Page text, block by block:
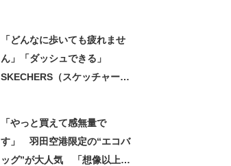
「どんなに歩いても疲れませ
ん」「ダッシュできる」
SKECHERS（スケッチャー
「やっと買えて感無量で
す」 羽田空港限定の“エコバ
ッグ”が大人気 「想像以上に